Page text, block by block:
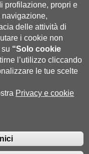
bancarie|Caselle
profilazione, propri e
navigazione,
delle attività di
i cookie non
“Solo cookie
l’utilizzo cliccando
le tue scelte
Privacy e cookie